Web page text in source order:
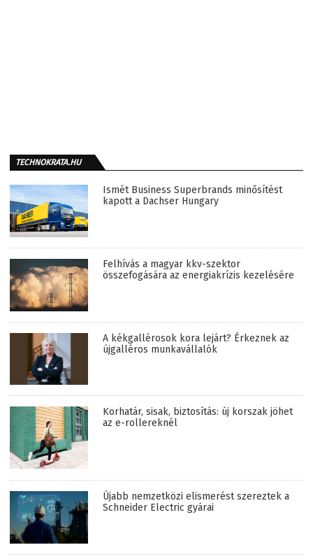
TECHNOKRATA.HU
Ismét Business Superbrands minősítést
kapott a Dachser Hungary
Felhívás a magyar kkv-szektor
összefogására az energiakrízis kezelésére
A kékgallérosok kora lejárt? Érkeznek az
újgalléros munkavállalók
Korhatár, sisak, biztosítás: új korszak jöhet
az e-rollereknél
Újabb nemzetközi elismerést szereztek a
Schneider Electric gyárai